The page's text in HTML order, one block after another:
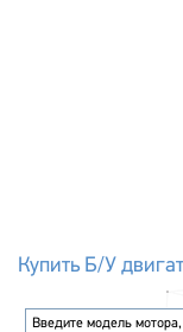
Купить Б/У